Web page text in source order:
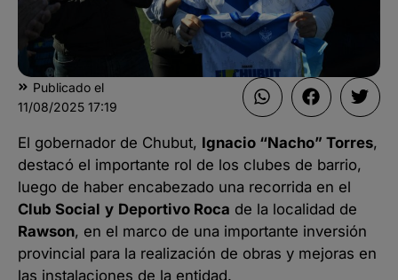
Publicado el
11/08/2025 17:19
El gobernador de Chubut, Ignacio “Nacho” Torres,
destacó el importante rol de los clubes de barrio,
luego de haber encabezado una recorrida en el
Club Social y Deportivo Roca de la localidad de
Rawson, en el marco de una importante inversión
provincial para la realización de obras y mejoras en
las instalaciones de la entidad.